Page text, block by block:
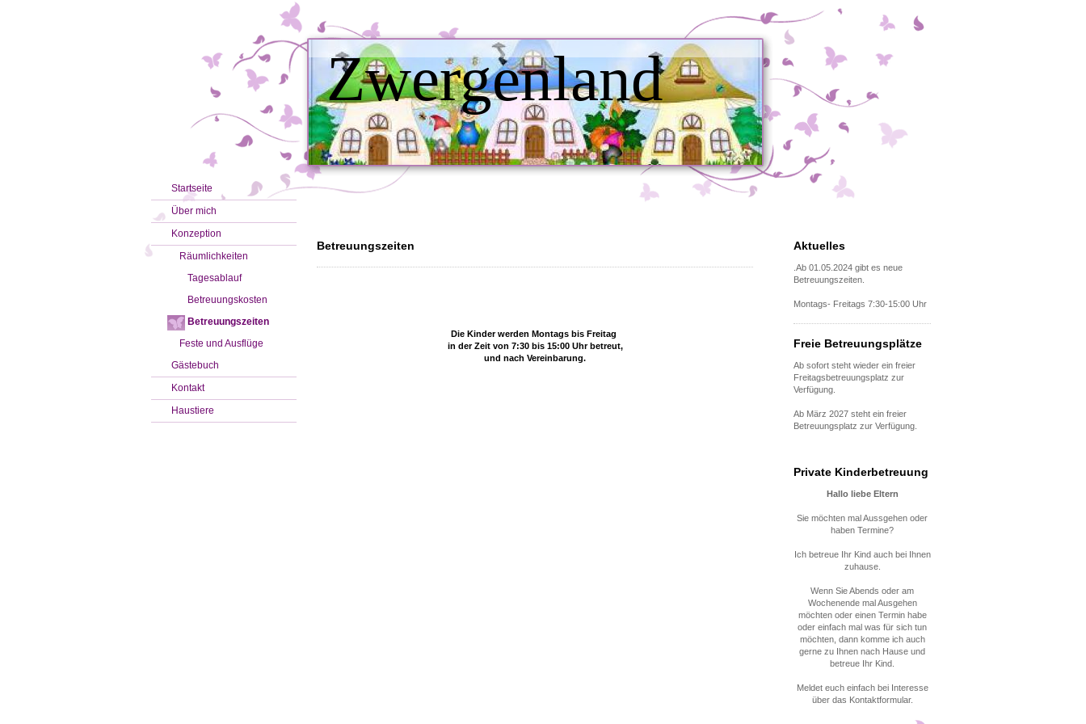
Zwergenland
Startseite
Über mich
Konzeption
Räumlichkeiten
Tagesablauf
Betreuungskosten
Betreuungszeiten
Feste und Ausflüge
Gästebuch
Kontakt
Haustiere
Betreuungszeiten
Die Kinder werden Montags bis Freitag
in der Zeit von 7:30 bis 15:00 Uhr betreut,
und nach Vereinbarung.
Aktuelles
.Ab 01.05.2024 gibt es neue
Betreuungszeiten.
Montags- Freitags 7:30-15:00 Uhr
Freie Betreuungsplätze
Ab sofort steht wieder ein freier
Freitagsbetreuungsplatz zur
Verfügung.
Ab März 2027 steht ein freier
Betreuungsplatz zur Verfügung.
Private Kinderbetreuung
Hallo liebe Eltern
Sie möchten mal Aussgehen oder
haben Termine?
Ich betreue Ihr Kind auch bei Ihnen
zuhause.
Wenn Sie Abends oder am
Wochenende mal Ausgehen
möchten oder einen Termin habe
oder einfach mal was für sich tun
möchten, dann komme ich auch
gerne zu Ihnen nach Hause und
betreue Ihr Kind.
Meldet euch einfach bei Interesse
über das Kontaktformular.